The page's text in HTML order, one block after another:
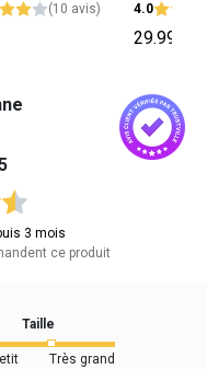
(10 avis) 4.0
29.99€
3 mois
ce produit
Taille
Très grand